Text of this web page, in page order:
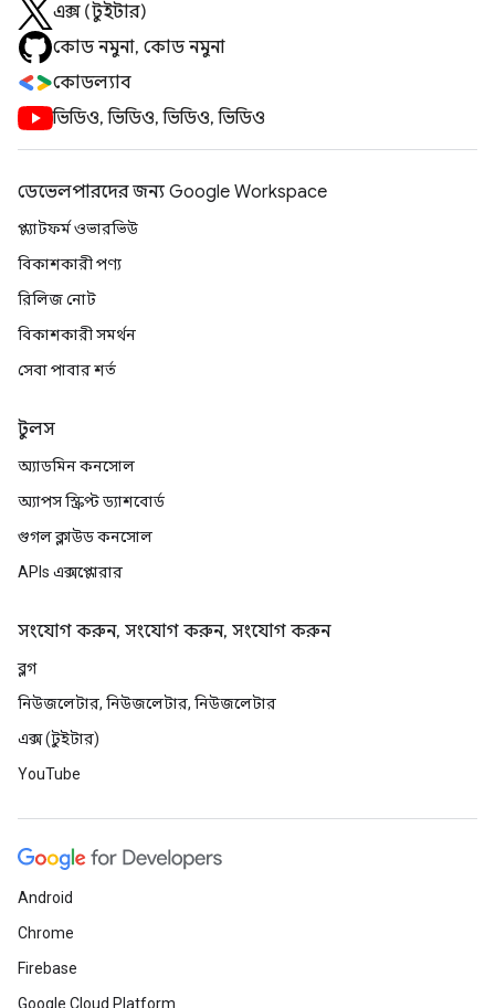
এক্স (টুইটার)
কোড নমুনা, কোড নমুনা
কোডল্যাব
ভিডিও, ভিডিও, ভিডিও, ভিডিও
ডেভেলপারদের জন্য Google Workspace
প্ল্যাটফর্ম ওভারভিউ
বিকাশকারী পণ্য
রিলিজ নোট
বিকাশকারী সমর্থন
সেবা পাবার শর্ত
টুলস
অ্যাডমিন কনসোল
অ্যাপস স্ক্রিপ্ট ড্যাশবোর্ড
গুগল ক্লাউড কনসোল
APIs এক্সপ্লোরার
সংযোগ করুন, সংযোগ করুন, সংযোগ করুন
ব্লগ
নিউজলেটার, নিউজলেটার, নিউজলেটার
এক্স (টুইটার)
YouTube
Android
Chrome
Firebase
Google Cloud Platform